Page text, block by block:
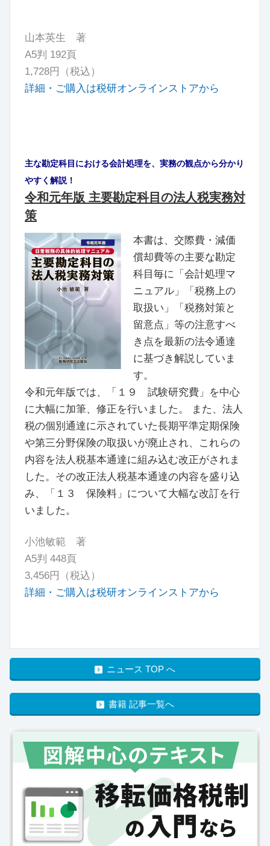
山本英生 著
A5判 192頁
1,728円（税込）
詳細・ご購入は税研オンラインストアから
主な勘定科目における会計処理を、実務の観点から分かり
やすく解説！
令和元年版 主要勘定科目の法人税実務対
策
本書は、交際費・減価
償却費等の主要な勘定
科目毎に「会計処理マ
ニュアル」「税務上の
取扱い」「税務対策と
留意点」等の注意すべ
き点を最新の法令通達
に基づき解説していま
す。
令和元年版では、「１９ 試験研究費」を中心
に大幅に加筆、修正を行いました。 また、法人
税の個別通達に示されていた長期平準定期保険
や第三分野保険の取扱いが廃止され、これらの
内容を法人税基本通達に組み込む改正がされま
した。その改正法人税基本通達の内容を盛り込
み、「１３ 保険料」について大幅な改訂を行
いました。
小池敏範 著
A5判 448頁
3,456円（税込）
詳細・ご購入は税研オンラインストアから
ニュース TOP へ
書籍 記事一覧へ